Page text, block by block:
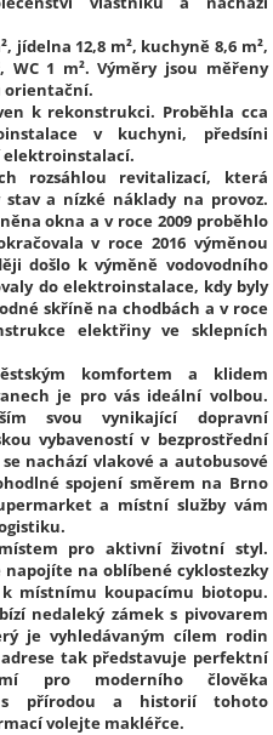
jídelna 12,8 m², kuchyně 8,6 m²,
WC 1 m². Výměry jsou měřeny
orientační.
k rekonstrukci. Proběhla cca
v kuchyni, předsíni
elektroinstalací.
rozsáhlou revitalizací, která
a nízké náklady na provoz.
okna a v roce 2009 proběhlo
v roce 2016 výměnou
došlo k výměně vodovodního
do elektroinstalace, kdy byly
skříně na chodbách a v roce
elektřiny ve sklepních
komfortem a klidem
je pro vás ideální volbou.
svou vynikající dopravní
vybaveností v bezprostřední
nachází vlakové a autobusové
spojení směrem na Brno
a místní služby vám
pro aktivní životní styl.
na oblíbené cyklostezky
místnímu koupacímu biotopu.
nedaleký zámek s pivovarem
je vyhledávaným cílem rodin
tak představuje perfektní
pro moderního člověka
s přírodou a historií tohoto
volejte makléřce.